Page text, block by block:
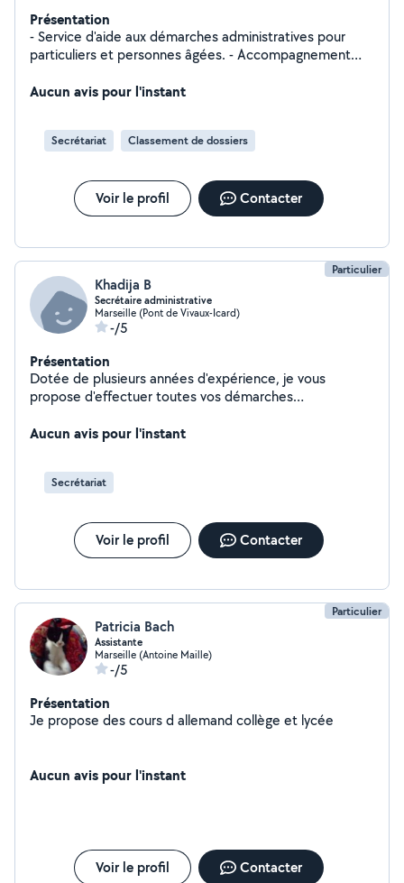
Présentation
- Service d'aide aux démarches administratives pour
particuliers et personnes âgées. - Accompagnement
démarches en ligne, organisation et classement de
factures. Service de ménage à domicile dans le 13005 :
- ménage courant - remise en ordre du logement -
régulières. Personne sérieuse, discrète et organisée
Aucun avis pour l'instant
Secrétariat Classement de dossiers
Voir le profil Contacter
Particulier
Khadija B
Secrétaire administrative
Marseille (Pont de Vivaux-Icard)
-/5
Présentation
Dotée de plusieurs années d'expérience, je vous
propose d'effectuer toutes vos démarches
confidentialité garantie
Aucun avis pour l'instant
Secrétariat
Voir le profil Contacter
Particulier
Patricia Bach
Assistante
Marseille (Antoine Maille)
-/5
Présentation
Je propose des cours d allemand collège et lycée
Aucun avis pour l'instant
Voir le profil Contacter